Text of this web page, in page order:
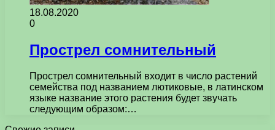
18.08.2020
0
Прострел сомнительный
Прострел сомнительный входит в число растений
семейства под названием лютиковые, в латинском
языке название этого растения будет звучать
следующим образом:…